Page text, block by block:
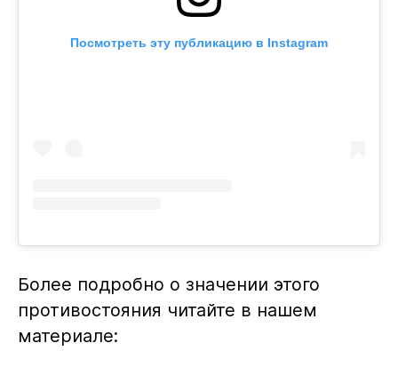
Посмотреть эту публикацию в Instagram
Более подробно о значении этого
противостояния читайте в нашем
материале: